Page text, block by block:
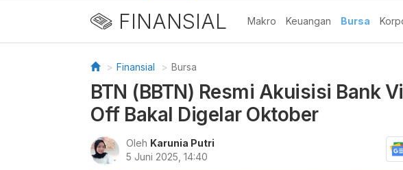
FINANSIAL Makro Keuangan Bursa
Finansial Bursa
BTN (BBTN) Resmi Akuisisi Bank
Off Bakal Digelar Oktober
Oleh Karunia Putri
5 Juni 2025, 14:40